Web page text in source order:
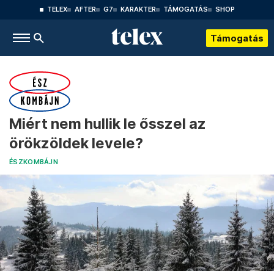
TELEX AFTER G7 KARAKTER TÁMOGATÁS SHOP
Támogatás
Miért nem hullik le ősszel az
örökzöldek levele?
ÉSZKOMBÁJN